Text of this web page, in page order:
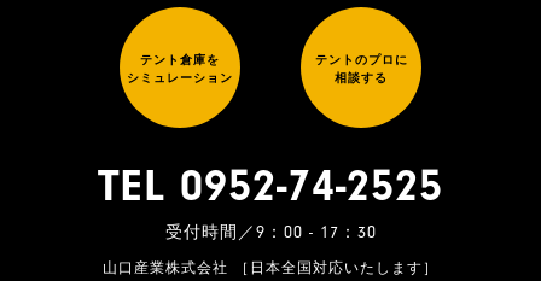
テント倉庫を
シミュレーション
テントのプロに
相談する
TEL 0952-74-2525
受付時間／9：00 - 17：30
山口産業株式会社 ［日本全国対応いたします］